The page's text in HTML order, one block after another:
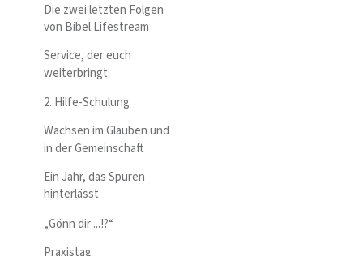
Die zwei letzten Folgen
von Bibel.Lifestream
Service, der euch
weiterbringt
2. Hilfe-Schulung
Wachsen im Glauben und
in der Gemeinschaft
Ein Jahr, das Spuren
hinterlässt
„Gönn dir ...!?“
Praxistag